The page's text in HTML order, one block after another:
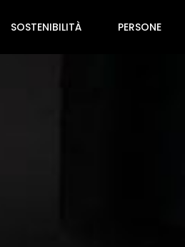
SOSTENIBILITÀ PERSONE